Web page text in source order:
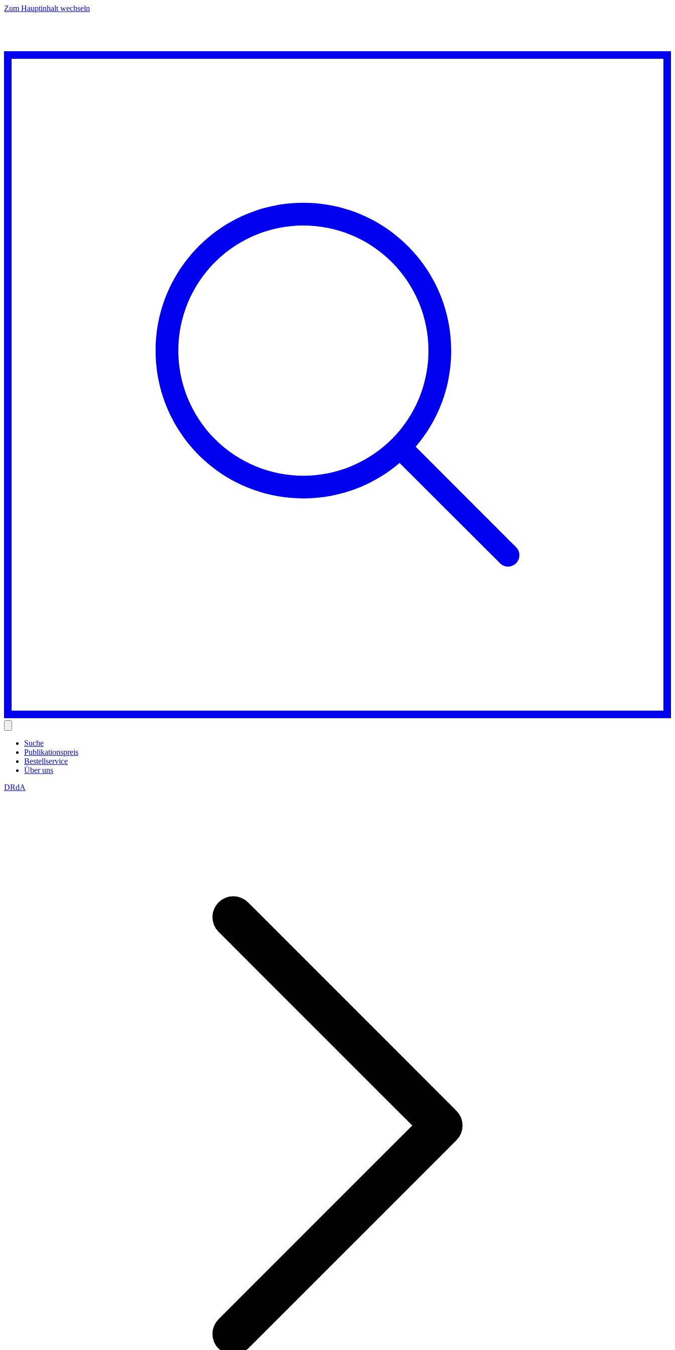
Zum Hauptinhalt wechseln
Suche
Publikationspreis
Bestellservice
Über uns
DRdA